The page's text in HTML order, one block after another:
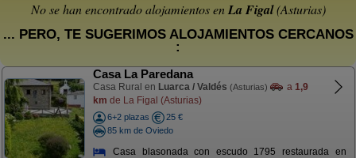
No se han encontrado alojamientos enLa Figal(Asturias)
... PERO, TE SUGERIMOS ALOJAMIENTOS CERCANOS
:
Casa La Paredana
Casa Rural en Luarca / Valdés (Asturias) a 1,9
km de La Figal (Asturias)
6+2 plazas
25 €
85 km de Oviedo
Casa blasonada con escudo 1795 restaurada en